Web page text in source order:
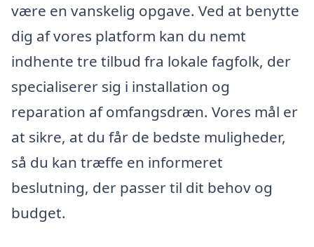
være en vanskelig opgave. Ved at benytte
dig af vores platform kan du nemt
indhente tre tilbud fra lokale fagfolk, der
specialiserer sig i installation og
reparation af omfangsdræn. Vores mål er
at sikre, at du får de bedste muligheder,
så du kan træffe en informeret
beslutning, der passer til dit behov og
budget.